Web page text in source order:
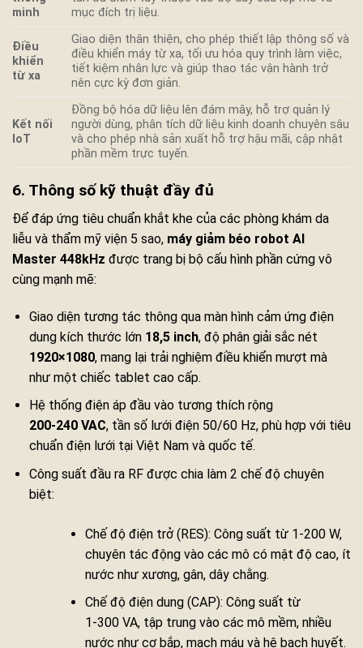
minh
mục đích trị liệu.
Điều
khiển
từ xa
Giao diện thân thiện, cho phép thiết lập thông số và
điều khiển máy từ xa, tối ưu hóa quy trình làm việc,
tiết kiệm nhân lực và giúp thao tác vận hành trở
nên cực kỳ đơn giản.
Kết nối
IoT
Đồng bộ hóa dữ liệu lên đám mây, hỗ trợ quản lý
người dùng, phân tích dữ liệu kinh doanh chuyên sâu
và cho phép nhà sản xuất hỗ trợ hậu mãi, cập nhật
phần mềm trực tuyến.
6. Thông số kỹ thuật đầy đủ
Để đáp ứng tiêu chuẩn khắt khe của các phòng khám da
liễu và thẩm mỹ viện 5 sao, máy giảm béo robot AI
Master 448kHz được trang bị bộ cấu hình phần cứng vô
cùng mạnh mẽ:
Giao diện tương tác thông qua màn hình cảm ứng điện
dung kích thước lớn 18,5 inch, độ phân giải sắc nét
1920×1080, mang lại trải nghiệm điều khiển mượt mà
như một chiếc tablet cao cấp.
Hệ thống điện áp đầu vào tương thích rộng
200‑240 VAC, tần số lưới điện 50/60 Hz, phù hợp với tiêu
chuẩn điện lưới tại Việt Nam và quốc tế.
Công suất đầu ra RF được chia làm 2 chế độ chuyên
biệt:
Chế độ điện trở (RES): Công suất từ 1‑200 W,
chuyên tác động vào các mô có mật độ cao, ít
nước như xương, gân, dây chằng.
Chế độ điện dung (CAP): Công suất từ
1‑300 VA, tập trung vào các mô mềm, nhiều
nước như cơ bắp, mạch máu và hệ bạch huyết.